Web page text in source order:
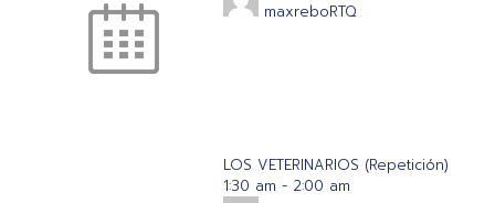
maxreboRTQ
LOS VETERINARIOS (Repetición)
1:30 am - 2:00 am